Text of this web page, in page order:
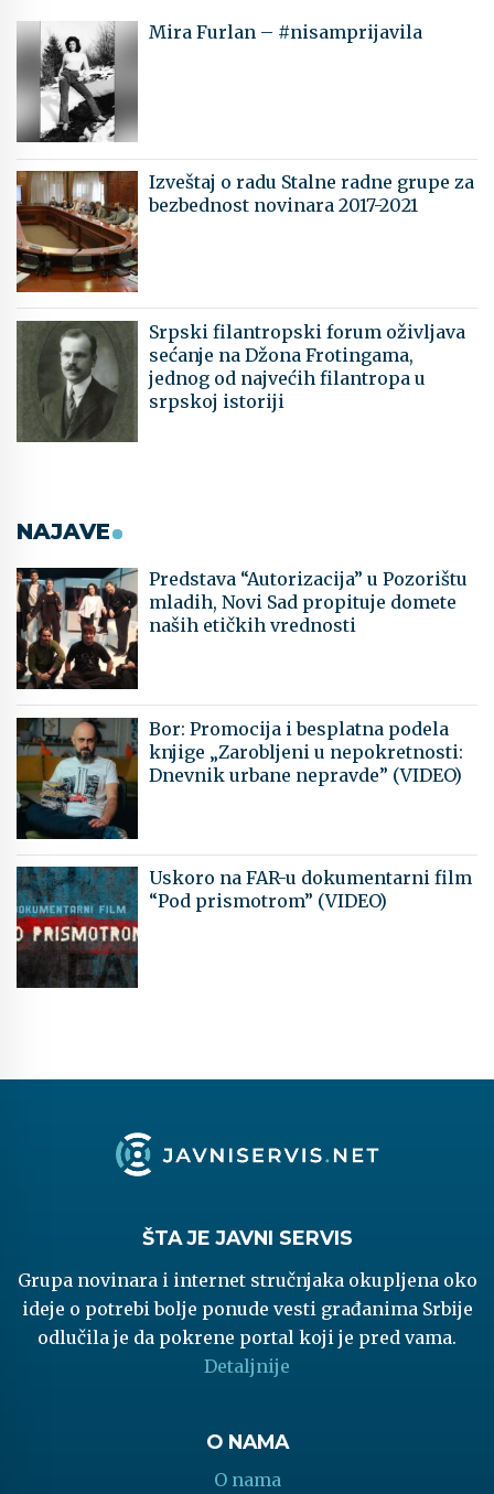
Mira Furlan – #nisamprijavila
Izveštaj o radu Stalne radne grupe za
bezbednost novinara 2017-2021
Srpski filantropski forum oživljava
sećanje na Džona Frotingama,
jednog od najvećih filantropa u
srpskoj istoriji
NAJAVE
Predstava “Autorizacija” u Pozorištu
mladih, Novi Sad propituje domete
naših etičkih vrednosti
Bor: Promocija i besplatna podela
knjige „Zarobljeni u nepokretnosti:
Dnevnik urbane nepravde” (VIDEO)
Uskoro na FAR-u dokumentarni film
“Pod prismotrom” (VIDEO)
ŠTA JE JAVNI SERVIS
Grupa novinara i internet stručnjaka okupljena oko
ideje o potrebi bolje ponude vesti građanima Srbije
odlučila je da pokrene portal koji je pred vama.
Detaljnije
O NAMA
O nama